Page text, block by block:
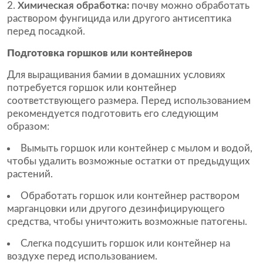
Химическая обработка: почву можно обработать
раствором фунгицида или другого антисептика
перед посадкой.
Подготовка горшков или контейнеров
Для выращивания бамии в домашних условиях
потребуется горшок или контейнер
соответствующего размера. Перед использованием
рекомендуется подготовить его следующим
образом:
Вымыть горшок или контейнер с мылом и водой,
чтобы удалить возможные остатки от предыдущих
растений.
Обработать горшок или контейнер раствором
марганцовки или другого дезинфицирующего
средства, чтобы уничтожить возможные патогены.
Слегка подсушить горшок или контейнер на
воздухе перед использованием.